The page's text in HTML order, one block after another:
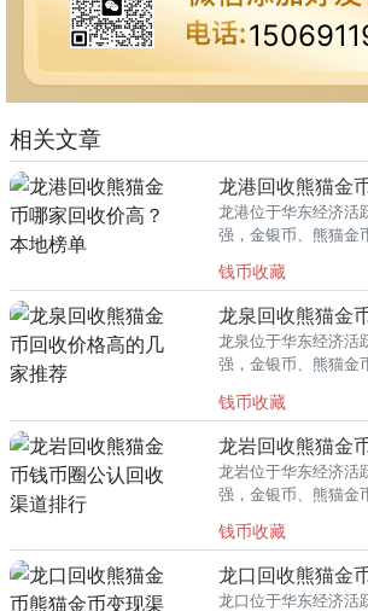
相关文章
龙港位于华东经济活
强，金银币、熊猫金
熊猫金币的需求就明
回收渠道里，能精准
钱币收藏
龙泉位于华东经济活
强，金银币、熊猫金
熊猫金币的需求就明
回收渠道里，能精准
钱币收藏
龙岩位于华东经济活
强，金银币、熊猫金
熊猫金币的需求就明
回收渠道里，能精准
钱币收藏
龙口位于华东经济活